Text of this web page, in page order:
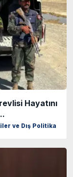
Hayatını
ve Dış Politika